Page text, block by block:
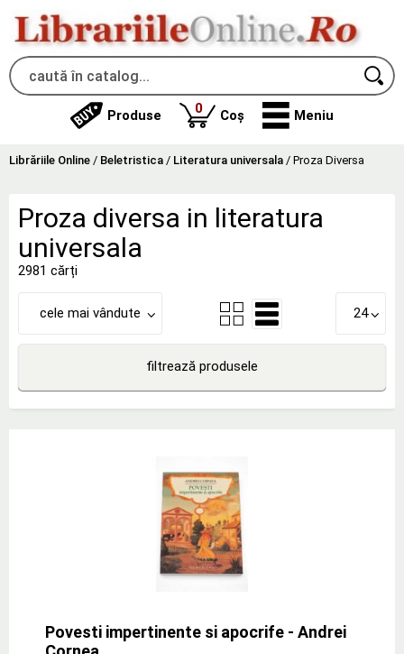
Produse 0produse
Coș Meniu
Librăriile Online / Beletristica / Literatura universala / Proza Diversa
Proza diversa in literatura
universala
2981 cărți
cele mai vândute 24
filtrează produsele
Povesti impertinente si apocrife - Andrei